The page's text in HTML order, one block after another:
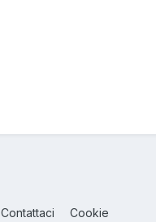
Contattaci Cookie